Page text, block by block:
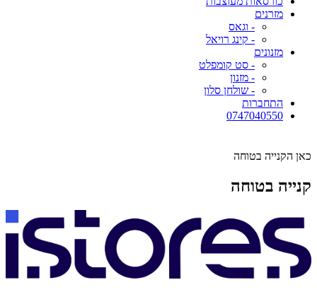
מזרנים
- וגאס
- קינג רויאל
מזנונים
- סט קומפלט
- מזנון
- שולחן סלון
התחברות
0747040550
כאן הקנייה בטוחה
קנייה בטוחה